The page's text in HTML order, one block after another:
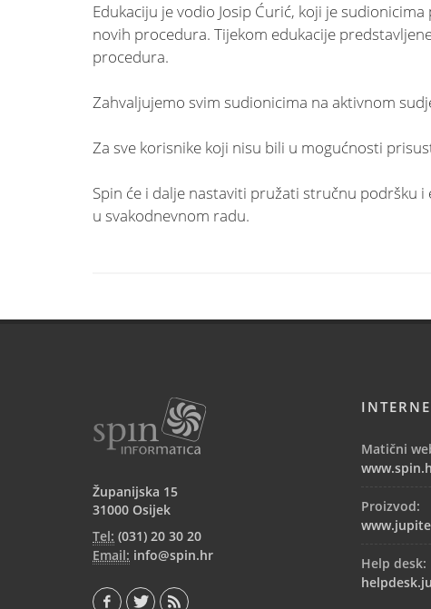
Edukaciju je vodio Josip Ćurić, koji je
novih procedura. Tijekom edukacije
procedura.
Zahvaljujemo svim sudionicima na aktivnom
Za sve korisnike koji nisu bili u mogućnosti
Spin će i dalje nastaviti pružati stručnu podršku
u svakodnevnom radu.
Županijska 15
31000 Osijek
Tel: (031) 20 30 20
Email: info@spin.hr
Matični
Proizvod:
Help desk: